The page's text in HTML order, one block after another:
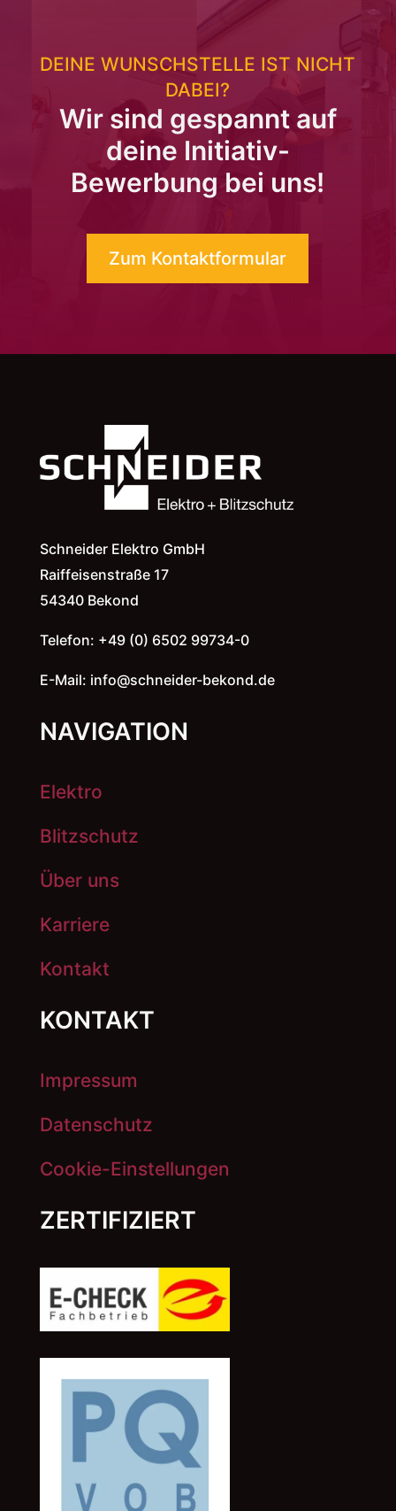
DEINE WUNSCHSTELLE IST NICHT
DABEI?
Wir sind gespannt auf
deine Initiativ-
Bewerbung bei uns!
Zum Kontaktformular
Schneider Elektro GmbH
Raiffeisenstraße 17
54340 Bekond
Telefon: +49 (0) 6502 99734-0
E-Mail: info@schneider-bekond.de
NAVIGATION
Elektro
Blitzschutz
Über uns
Karriere
Kontakt
KONTAKT
Impressum
Datenschutz
Cookie-Einstellungen
ZERTIFIZIERT